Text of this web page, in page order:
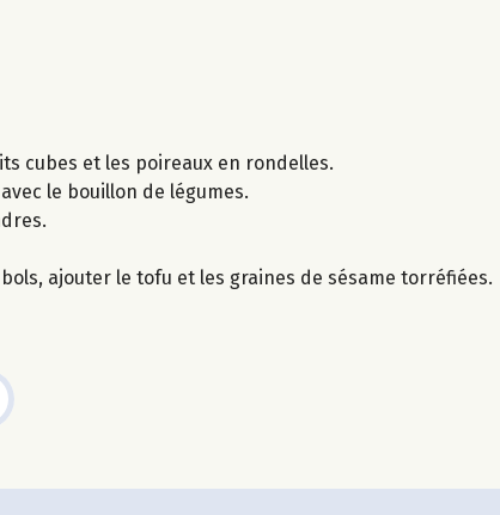
cubes et les poireaux en rondelles.
le bouillon de légumes.
ajouter le tofu et les graines de sésame torréfiées.